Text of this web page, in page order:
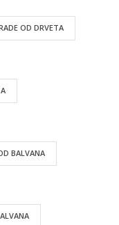
OD DRVETA
BALVANA